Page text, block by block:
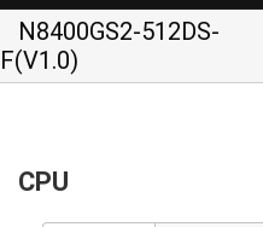
N8400GS2-512DS-
F(V1.0)
CPU